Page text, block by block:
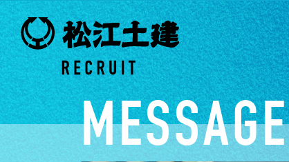
MESSAGE